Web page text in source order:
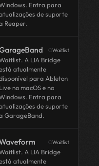
Entra para
de suporte
Reaper.
Waitlist
A LIA Bridge
atualmente
para Ableton
Live no macOS e no
Entra para
de suporte
GarageBand.
Waitlist
A LIA Bridge
atualmente